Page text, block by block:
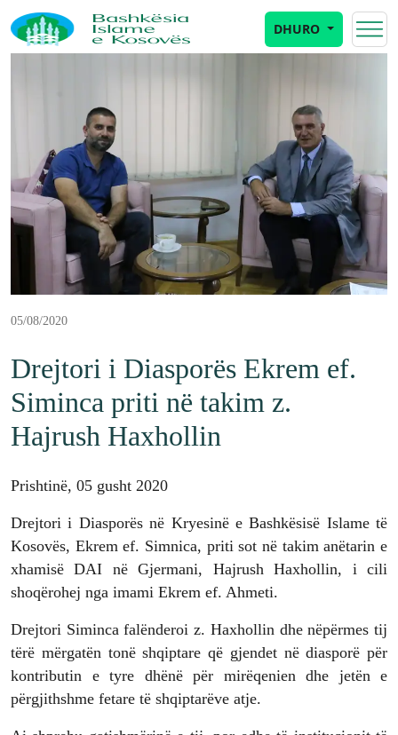
DHURO
05/08/2020
Drejtori i Diasporës Ekrem ef.
Siminca priti në takim z.
Hajrush Haxhollin
Prishtinë, 05 gusht 2020
Drejtori i Diasporës në Kryesinë e Bashkësisë Islame të
Kosovës, Ekrem ef. Simnica, priti sot në takim anëtarin e
xhamisë DAI në Gjermani, Hajrush Haxhollin, i cili
shoqërohej nga imami Ekrem ef. Ahmeti.
Drejtori Siminca falënderoi z. Haxhollin dhe nëpërmes tij
tërë mërgatën tonë shqiptare që gjendet në diasporë për
kontributin e tyre dhënë për mirëqenien dhe jetën e
përgjithshme fetare të shqiptarëve atje.